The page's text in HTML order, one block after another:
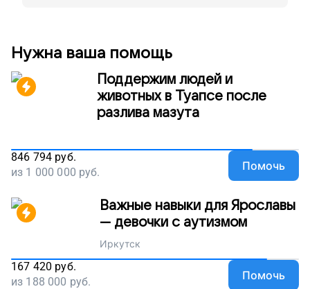
Нужна ваша помощь
Поддержим людей и
животных в Туапсе после
разлива мазута
846 794 руб.
из 1 000 000 руб. Помочь
Важные навыки для Ярославы
— девочки с аутизмом
Иркутск
167 420 руб.
из 188 000 руб. Помочь